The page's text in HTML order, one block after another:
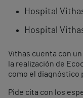
Hospital
Hospital
Vithas cuenta con
la realización de
como el diagnóstico
Pide cita con los